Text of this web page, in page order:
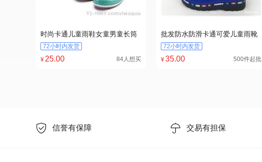
时尚卡通儿童雨鞋女童男童长筒
水鞋防滑耐磨工雨靴厂家代发6
72小时内发货
¥ 25.00 84人想买
批发防水防滑卡通可爱儿童雨靴
耐磨耐酸碱高低筒雨鞋1
72小时内发货
¥35.00 500件起批